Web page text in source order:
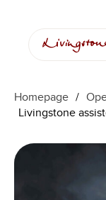
Homepage /
Livingstone